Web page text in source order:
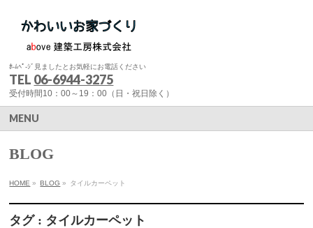
ﾎ-ﾑﾍﾟ-ｼﾞ見ましたとお気軽にお電話ください
TEL 06-6944-3275
受付時間10：00～19：00（日・祝日除く）
MENU
BLOG
HOME » BLOG » タイルカーペット
タグ : タイルカーペット